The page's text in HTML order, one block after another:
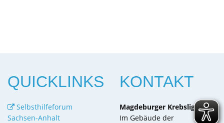
QUICKLINKS
Selbsthilfeforum
Sachsen-Anhalt
KONTAKT
Magdeburger Krebsliga e.V.
Im Gebäude der